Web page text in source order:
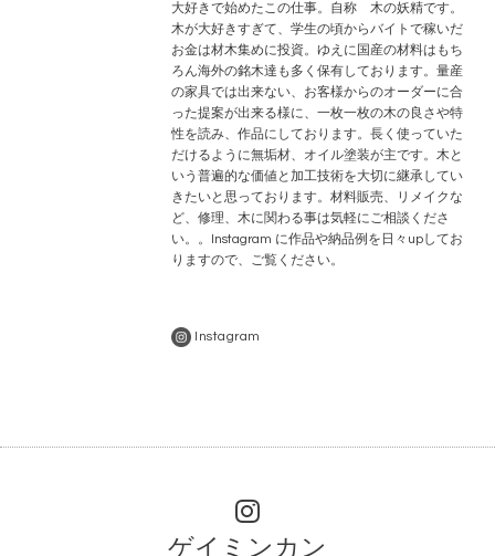
大好きで始めたこの仕事。自称 木の妖精です。
木が大好きすぎて、学生の頃からバイトで稼いだ
お金は材木集めに投資。ゆえに国産の材料はもち
ろん海外の銘木達も多く保有しております。量産
の家具では出来ない、お客様からのオーダーに合
った提案が出来る様に、一枚一枚の木の良さや特
性を読み、作品にしております。長く使っていた
だけるように無垢材、オイル塗装が主です。木と
いう普遍的な価値と加工技術を大切に継承してい
きたいと思っております。材料販売、リメイクな
ど、修理、木に関わる事は気軽にご相談くださ
い。。Instagram に作品や納品例を日々upしてお
りますので、ご覧ください。
Instagram
ゲイミンカン